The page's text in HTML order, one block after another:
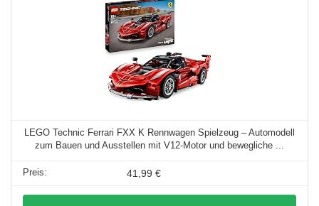
LEGO Technic Ferrari FXX K Rennwagen Spielzeug – Automodell
zum Bauen und Ausstellen mit V12-Motor und bewegliche ...
41,99 €